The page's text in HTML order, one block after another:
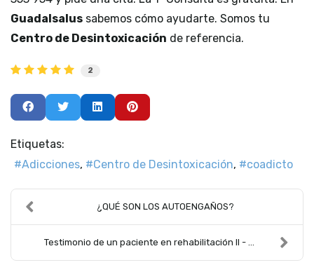
Guadalsalus sabemos cómo ayudarte. Somos tu
Centro de Desintoxicación de referencia.
2
Etiquetas:
Adicciones
Centro de Desintoxicación coadicto
¿QUÉ SON LOS AUTOENGAÑOS?
Testimonio de un paciente en rehabilitación II - ...